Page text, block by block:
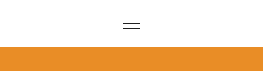
Toggle